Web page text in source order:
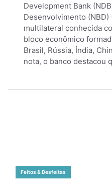
Development Bank
Desenvolvimento
multilateral conhecida
bloco econômico
Brasil, Rússia, Índia,
nota, o banco destacou
Feitos & Desfeitas